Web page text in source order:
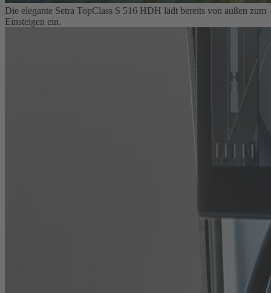
Die elegante Setra TopClass S 516 HDH lädt bereits von außen zum
Einsteigen ein.